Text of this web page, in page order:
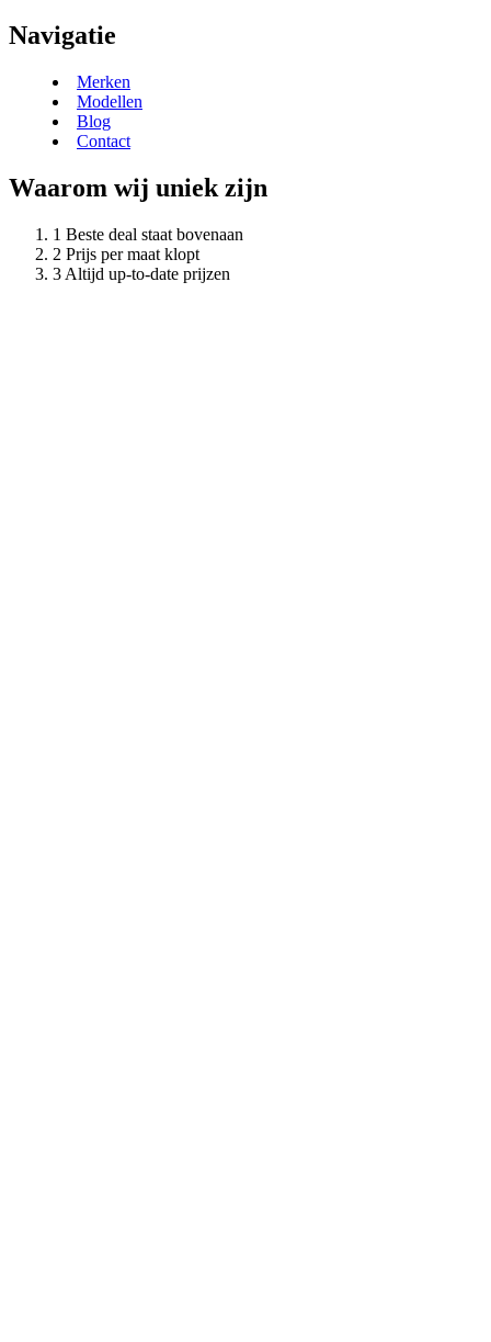
Navigatie
Merken
Modellen
Blog
Contact
Waarom wij uniek zijn
Beste deal staat bovenaan
Prijs per maat klopt
Altijd up-to-date prijzen